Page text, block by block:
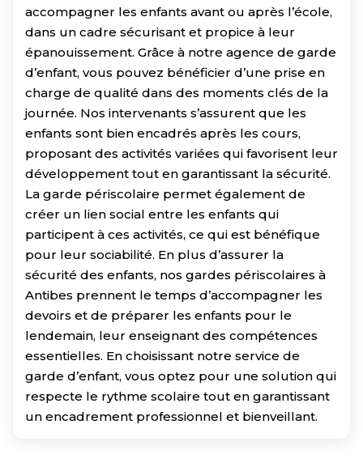
accompagner les enfants avant ou après l’école,
dans un cadre sécurisant et propice à leur
épanouissement. Grâce à notre agence de garde
d’enfant, vous pouvez bénéficier d’une prise en
charge de qualité dans des moments clés de la
journée. Nos intervenants s’assurent que les
enfants sont bien encadrés après les cours,
proposant des activités variées qui favorisent leur
développement tout en garantissant la sécurité.
La garde périscolaire permet également de
créer un lien social entre les enfants qui
participent à ces activités, ce qui est bénéfique
pour leur sociabilité. En plus d’assurer la
sécurité des enfants, nos gardes périscolaires à
Antibes prennent le temps d’accompagner les
devoirs et de préparer les enfants pour le
lendemain, leur enseignant des compétences
essentielles. En choisissant notre service de
garde d’enfant, vous optez pour une solution qui
respecte le rythme scolaire tout en garantissant
un encadrement professionnel et bienveillant.